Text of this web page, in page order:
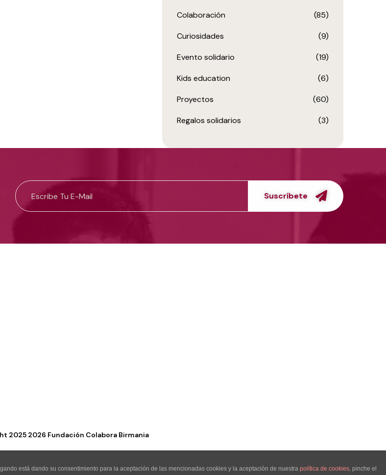
Colaboración (85)
Curiosidades (9)
Evento solidario (19)
Kids education (6)
Proyectos (60)
Regalos solidarios (3)
Suscríbete
2025 2026 Fundación Colabora Birmania
está dando su consentimiento para la aceptación de las mencionadas cookies y la aceptación de nuestra política de cookies, pinche el